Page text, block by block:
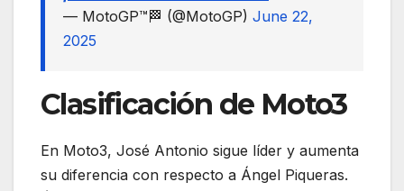
— MotoGP™🏁 (@MotoGP) June 22,
2025
Clasificación de Moto3
En Moto3, José Antonio sigue líder y aumenta
su diferencia con respecto a Ángel Piqueras.